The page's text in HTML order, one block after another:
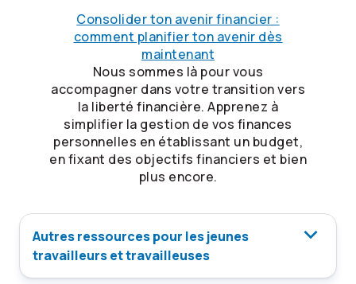
Consolider ton avenir financier :
comment planifier ton avenir dès
maintenant
Nous sommes là pour vous
accompagner dans votre transition vers
la liberté financière. Apprenez à
simplifier la gestion de vos finances
personnelles en établissant un budget,
en fixant des objectifs financiers et bien
plus encore.
Autres ressources pour les jeunes
travailleurs et travailleuses